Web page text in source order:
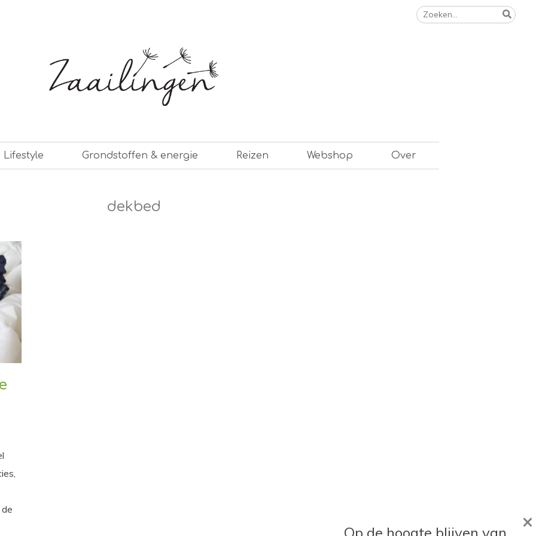
Zoeken
naar:
Lifestyle Grondstoffen & energie Reizen Webshop Over
dekbed
Op de hoogte blijven van
×